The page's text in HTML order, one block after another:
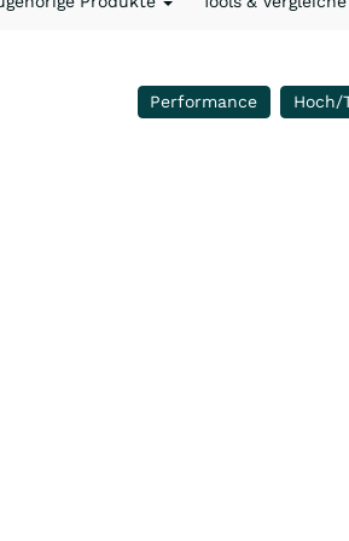
Performance Hoch/